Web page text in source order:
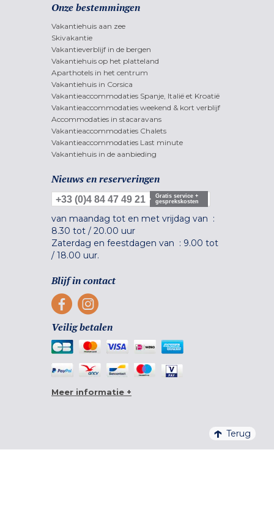
Onze bestemmingen
Vakantiehuis aan zee
Skivakantie
Vakantieverblijf in de bergen
Vakantiehuis op het platteland
Aparthotels in het centrum
Vakantiehuis in Corsica
Vakantieaccommodaties Spanje, Italië et Kroatië
Vakantieaccommodaties weekend & kort verblijf
Accommodaties in stacaravans
Vakantieaccommodaties Chalets
Vakantieaccommodaties Last minute
Vakantiehuis in de aanbieding
Nieuws en reserveringen
+33 (0)4 84 47 49 21
Gratis service +
gesprekskosten
van maandag tot en met vrijdag van :
8.30 tot / 20.00 uur
Zaterdag en feestdagen van : 9.00 tot
/ 18.00 uur.
Blijf in contact
Veilig betalen
Meer informatie +
Terug